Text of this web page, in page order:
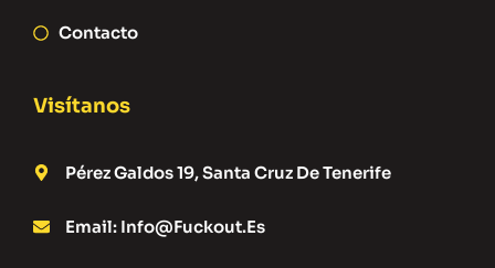
Contacto
Visítanos
Pérez Galdos 19, Santa Cruz De Tenerife
Email: Info@fuckout.es